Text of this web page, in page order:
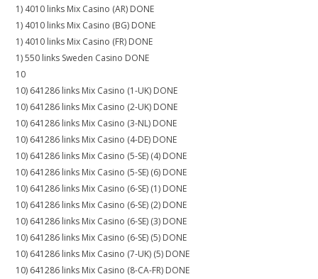
1) 4010 links Mix Casino (AR) DONE
1) 4010 links Mix Casino (BG) DONE
1) 4010 links Mix Casino (FR) DONE
1) 550 links Sweden Casino DONE
10
10) 641286 links Mix Casino (1-UK) DONE
10) 641286 links Mix Casino (2-UK) DONE
10) 641286 links Mix Casino (3-NL) DONE
10) 641286 links Mix Casino (4-DE) DONE
10) 641286 links Mix Casino (5-SE) (4) DONE
10) 641286 links Mix Casino (5-SE) (6) DONE
10) 641286 links Mix Casino (6-SE) (1) DONE
10) 641286 links Mix Casino (6-SE) (2) DONE
10) 641286 links Mix Casino (6-SE) (3) DONE
10) 641286 links Mix Casino (6-SE) (5) DONE
10) 641286 links Mix Casino (7-UK) (5) DONE
10) 641286 links Mix Casino (8-CA-FR) DONE